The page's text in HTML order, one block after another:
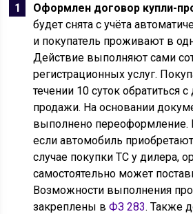
Оформлен договор купли-
будет снята с учёта
и покупатель проживают в
Действие выполняют сами
регистрационных услуг.
течении 10 суток обратиться
продажи. На основании
выполнено переоформление.
если автомобиль
случае покупки ТС у дилера,
самостоятельно может
Возможности выполнения
закреплены вФЗ 283. Также